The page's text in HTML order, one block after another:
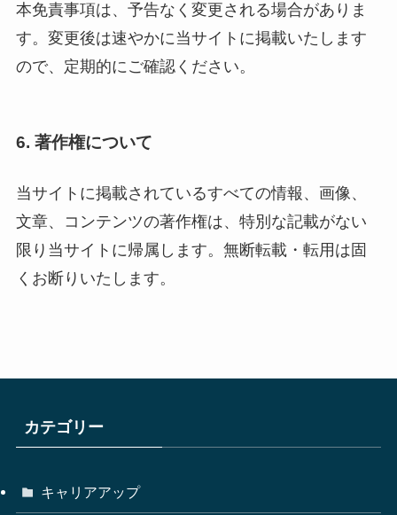
本免責事項は、予告なく変更される場合がありま
す。変更後は速やかに当サイトに掲載いたします
ので、定期的にご確認ください。
6. 著作権について
当サイトに掲載されているすべての情報、画像、
文章、コンテンツの著作権は、特別な記載がない
限り当サイトに帰属します。無断転載・転用は固
くお断りいたします。
カテゴリー
キャリアアップ